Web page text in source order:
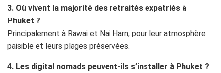
3. Où vivent la majorité des retraités expatriés à
Phuket ?
Principalement à Rawai et Nai Harn, pour leur atmosphère
paisible et leurs plages préservées.
4. Les digital nomads peuvent-ils s’installer à Phuket ?